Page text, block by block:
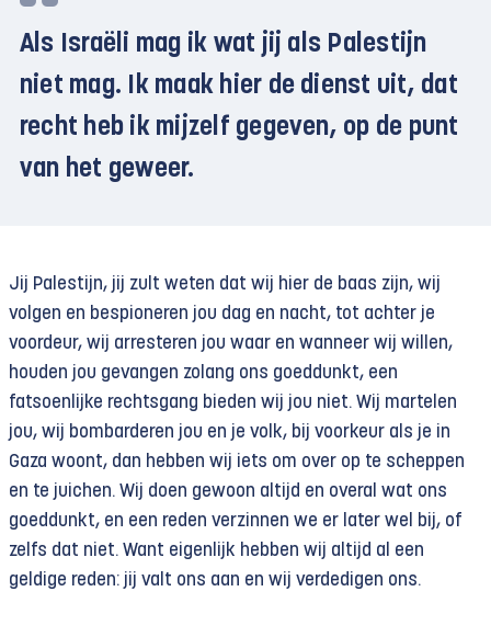
Als Israëli mag ik wat jij als Palestijn
niet mag. Ik maak hier de dienst uit, dat
recht heb ik mijzelf gegeven, op de punt
van het geweer.
Jij Palestijn, jij zult weten dat wij hier de baas zijn, wij
volgen en bespioneren jou dag en nacht, tot achter je
voordeur, wij arresteren jou waar en wanneer wij willen,
houden jou gevangen zolang ons goeddunkt, een
fatsoenlijke rechtsgang bieden wij jou niet. Wij martelen
jou, wij bombarderen jou en je volk, bij voorkeur als je in
Gaza woont, dan hebben wij iets om over op te scheppen
en te juichen. Wij doen gewoon altijd en overal wat ons
goeddunkt, en een reden verzinnen we er later wel bij, of
zelfs dat niet. Want eigenlijk hebben wij altijd al een
geldige reden: jij valt ons aan en wij verdedigen ons.